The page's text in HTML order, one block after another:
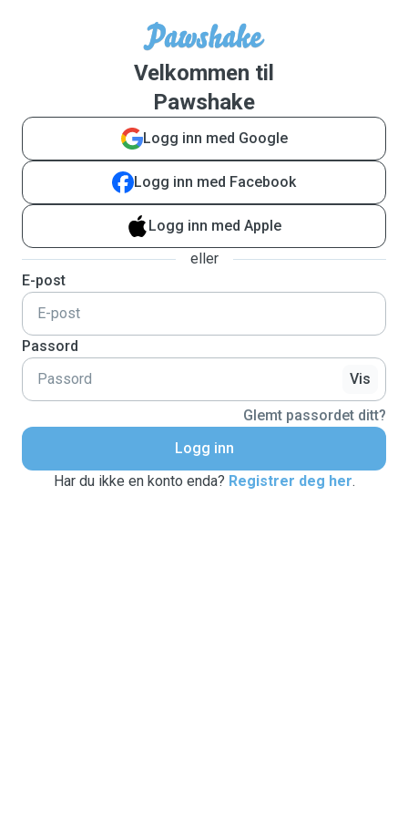
Velkommen til
Pawshake
Logg inn med Google
Logg inn med Facebook
Logg inn med Apple
eller
E-post
Passord
Vis
Glemt passordet ditt?
Logg inn
Har du ikke en konto enda? Registrer deg her.